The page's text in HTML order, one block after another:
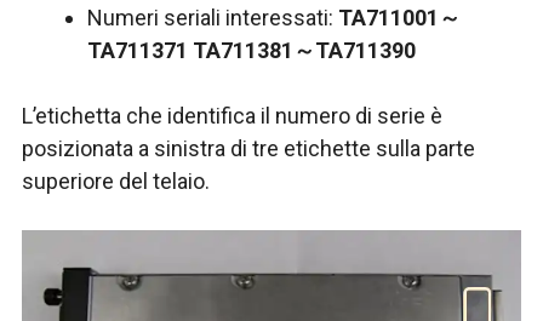
Numeri seriali interessati: TA711001～
TA711371 TA711381～TA711390
L’etichetta che identifica il numero di serie è
posizionata a sinistra di tre etichette sulla parte
superiore del telaio.